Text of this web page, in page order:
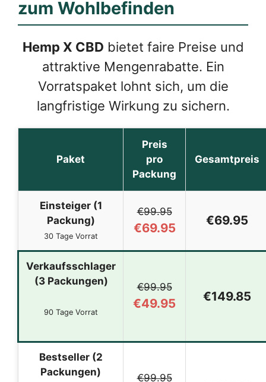
zum Wohlbefinden
Hemp X CBD bietet faire Preise und
attraktive Mengenrabatte. Ein
Vorratspaket lohnt sich, um die
langfristige Wirkung zu sichern.
Paket
Preis
pro
Packung
Gesamtpreis
Einsteiger (1
Packung)
30 Tage Vorrat
€99.95
€69.95
€69.95
Verkaufsschlager
(3 Packungen)
90 Tage Vorrat
€99.95
€49.95 €149.85
Bestseller (2
Packungen)
€99.95